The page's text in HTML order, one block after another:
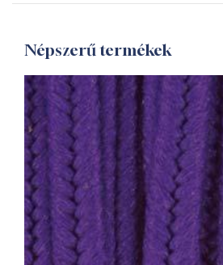
Népszerű termékek